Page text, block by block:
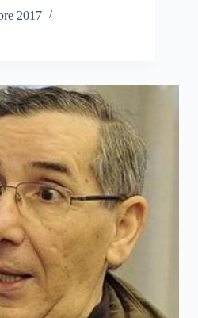
2017